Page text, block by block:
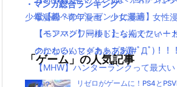
ないの？
【モンハンワールド】なんでフィー
クになるんじゃああああ(#ﾟДﾟ)！！
【MHW】ハンターランクって最大
の？
選【親へのプレゼントに最適】
【ペアマグ】同棲したら揃えたい！
のかわいいマグカップ5選
・マンガ総合ランキング
少年漫画
青年漫画 少女漫画 女性
「ゲーム」の人気記事
リゼロがゲームに！PS4と